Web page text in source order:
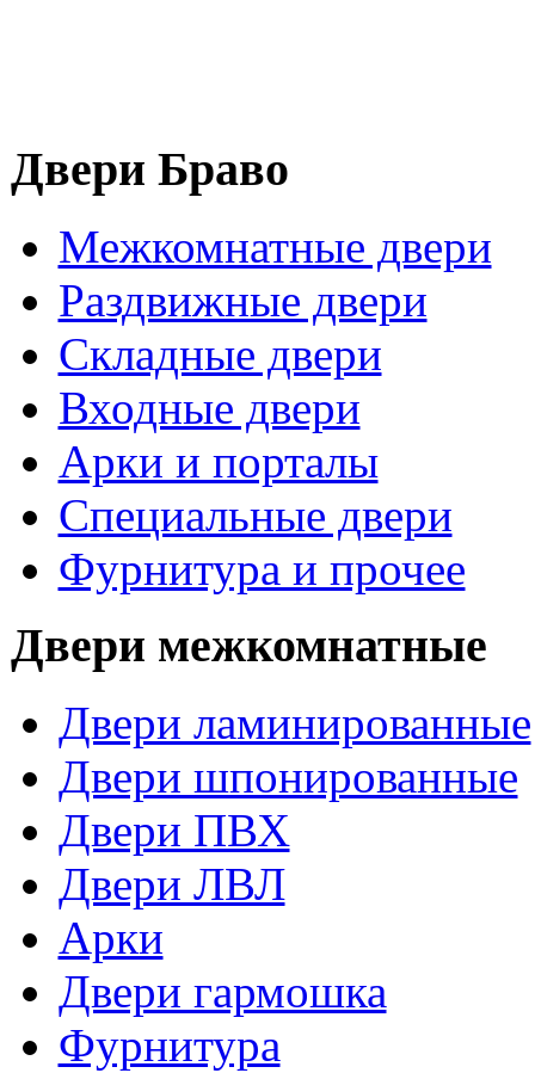
Двери Браво
Межкомнатные двери
Раздвижные двери
Складные двери
Входные двери
Арки и порталы
Специальные двери
Фурнитура и прочее
Двери межкомнатные
Двери ламинированные
Двери шпонированные
Двери ПВХ
Двери ЛВЛ
Арки
Двери гармошка
Фурнитура